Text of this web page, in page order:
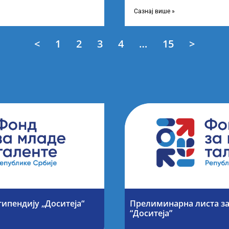
Сазнај више »
< 1 2 3 4 … 15 >
„Доситеја“
Прелиминарна листа
“Доситеја”